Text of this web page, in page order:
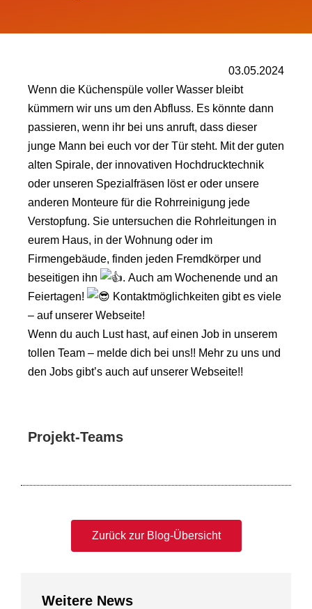
03.05.2024
Wenn die Küchenspüle voller Wasser bleibt
kümmern wir uns um den Abfluss. Es könnte dann
passieren, wenn ihr bei uns anruft, dass dieser
junge Mann bei euch vor der Tür steht. Mit der guten
alten Spirale, der innovativen Hochdrucktechnik
oder unseren Spezialfräsen löst er oder unsere
anderen Monteure für die Rohrreinigung jede
Verstopfung. Sie untersuchen die Rohrleitungen in
eurem Haus, in der Wohnung oder im
Firmengebäude, finden jeden Fremdkörper und
beseitigen ihn
. Auch am Wochenende und an
Feiertagen!
Kontaktmöglichkeiten gibt es viele
– auf unserer Webseite!
Wenn du auch Lust hast, auf einen Job in unserem
tollen Team – melde dich bei uns!! Mehr zu uns und
den Jobs gibt’s auch auf unserer Webseite!!
Projekt-Teams
Zurück zur Blog-Übersicht
Weitere News